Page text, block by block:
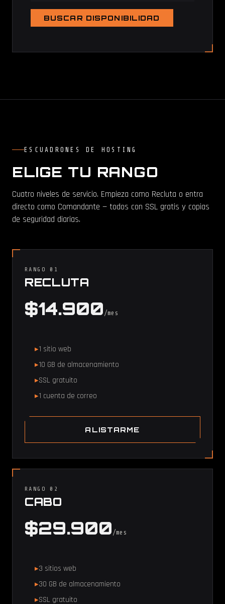
BUSCAR DISPONIBILIDAD
ESCUADRONES DE HOSTING
ELIGE TU RANGO
Cuatro niveles de servicio. Empieza como Recluta o entra
directo como Comandante — todos con SSL gratis y copias
de seguridad diarias.
RANGO 01
RECLUTA
$14.900 /mes
1 sitio web
10 GB de almacenamiento
SSL gratuito
1 cuenta de correo
ALISTARME
RANGO 02
CABO
$29.900 /mes
3 sitios web
30 GB de almacenamiento
SSL gratuito